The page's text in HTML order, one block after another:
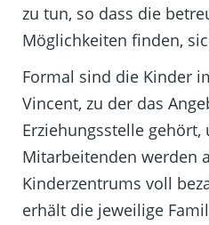
zu tun, so dass die
Möglichkeiten finden,
Formal sind die Kinder
Vincent, zu der das
Erziehungsstelle
Mitarbeitenden werden
Kinderzentrums voll
erhält die jeweilige